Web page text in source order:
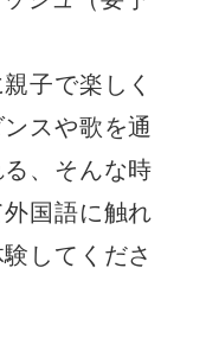
子で楽しく
スや歌を通
、そんな時
国語に触れ
してくださ